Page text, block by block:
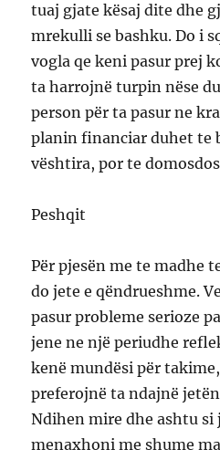
tuaj gjate kësaj dite dhe
mrekulli se bashku. Do i
vogla qe keni pasur prej
ta harrojnë turpin nëse
person për ta pasur ne
planin financiar duhet te
vështira, por te
Peshqit
Për pjesën me te madhe
do jete e qëndrueshme.
pasur probleme serioze
jene ne një periudhe
kenë mundësi për
preferojnë ta ndajnë
Ndihen mire dhe ashtu si
menaxhoni me shume